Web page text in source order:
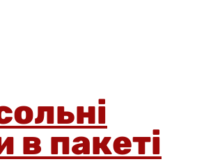
в пакеті